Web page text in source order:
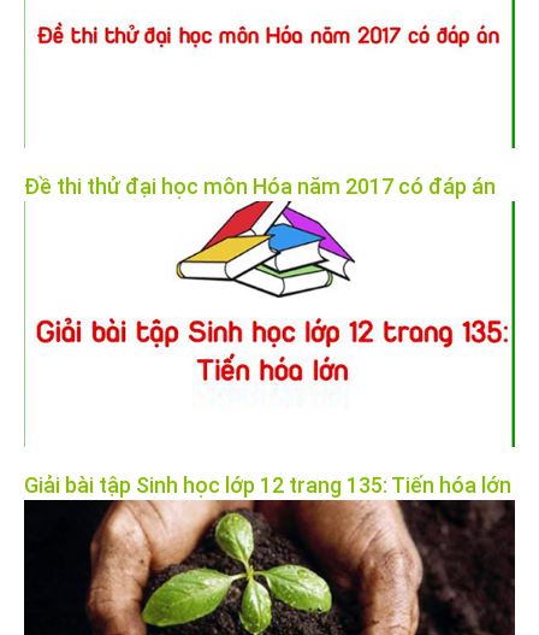
Đề thi thử đại học môn Hóa năm 2017 có đáp án
Giải bài tập Sinh học lớp 12 trang 135: Tiến hóa lớn